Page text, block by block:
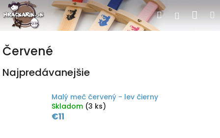
Prejsť
na
obsah
Hľadať
Červené
Najpredávanejšie
Malý meč červený - lev čierny
Skladom (3 ks)
€11